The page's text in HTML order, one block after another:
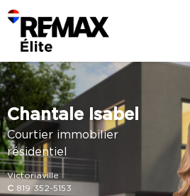
Chantale Isabel
Courtier immobilier
résidentiel
Victoriaville
C 819 352-5153